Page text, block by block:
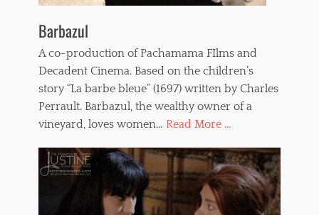
Barbazul
A co-production of Pachamama FIlms and
Decadent Cinema. Based on the children’s
story “La barbe bleue” (1697) written by Charles
Perrault. Barbazul, the wealthy owner of a
vineyard, loves women… Read More ...